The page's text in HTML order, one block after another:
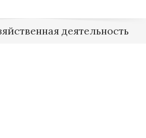
деятельность